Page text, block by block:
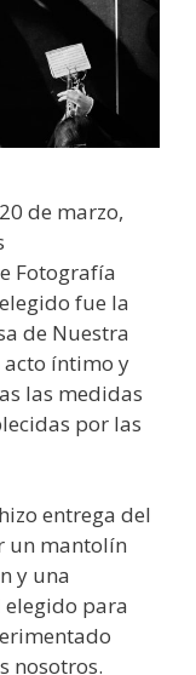
de marzo,
Fotografía
fue la
de Nuestra
acto íntimo y
las medidas
por las
entrega del
un mantolín
y una
para
nosotros.